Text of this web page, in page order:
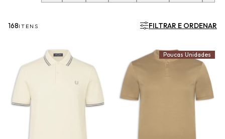
168ITENS FILTRAR E ORDENAR
Poucas Unidades